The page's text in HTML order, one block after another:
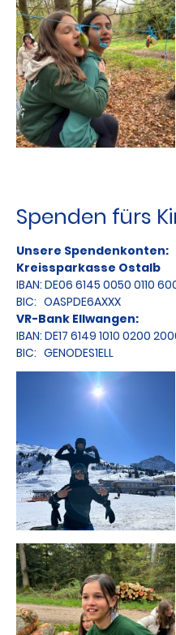
Spenden fürs
Unsere Spendenkonten:
Kreissparkasse Ostalb
IBAN: DE06 6145 0050 0110
BIC: OASPDE6AXXX
VR-Bank Ellwangen:
IBAN: DE17 6149 1010 0200
BIC: GENODES1ELL